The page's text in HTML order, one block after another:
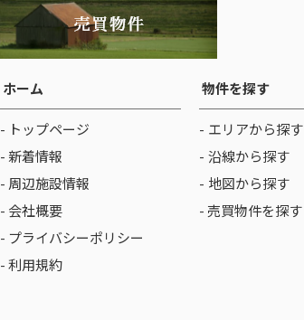
ホーム
- トップページ
- 新着情報
- 周辺施設情報
- 会社概要
- プライバシーポリシー
- 利用規約
物件を探す
エリアから探す
沿線から探す
地図から探す
- 売買物件を探す